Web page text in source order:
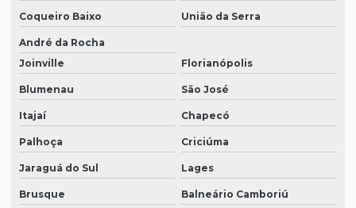
Coqueiro Baixo União da Serra
André da Rocha
Joinville
Florianópolis
Blumenau São José
Itajaí Chapecó
Palhoça Criciúma
Jaraguá do Sul Lages
Brusque Balneário Camboriú